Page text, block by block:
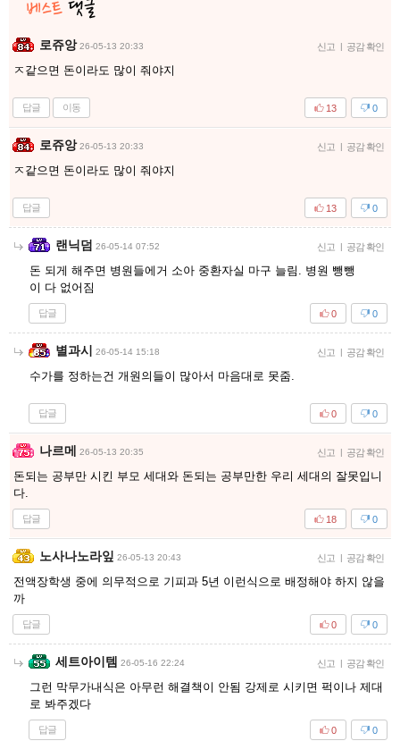
로쥬앙 26-05-13 20:33 신고 | 공감 확인
ㅈ같으면 돈이라도 많이 줘야지
답글 이동 0
13
로쥬앙 26-05-13 20:33 신고 | 공감 확인
ㅈ같으면 돈이라도 많이 줘야지
답글 0
13
랜닉덤 26-05-14 07:52 신고 | 공감 확인
돈 되게 해주면 병원들에거 소아 중환자실 마구 늘림. 병원 뺑뺑
이 다 없어짐
답글 0
0
별과시 26-05-14 15:18 신고 | 공감 확인
수가를 정하는건 개원의들이 많아서 마음대로 못줌.
답글 0
0
나르메 26-05-13 20:35 신고 | 공감 확인
돈되는 공부만 시킨 부모 세대와 돈되는 공부만한 우리 세대의 잘못입니
다.
답글 0
18
노사나노라잎 26-05-13 20:43 신고 | 공감 확인
전액장학생 중에 의무적으로 기피과 5년 이런식으로 배정해야 하지 않을
까
답글 0
0
세트아이템 26-05-16 22:24 신고 | 공감 확인
그런 막무가내식은 아무런 해결책이 안됨 강제로 시키면 퍽이나 제대
로 봐주겠다
답글 0
0